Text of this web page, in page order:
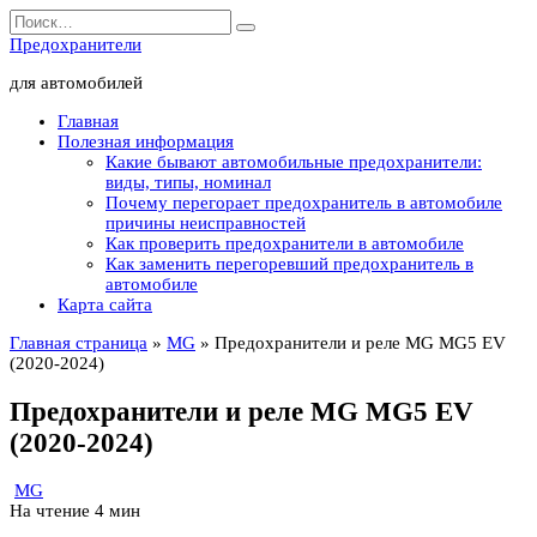
Перейти
к
содержанию
Search
for:
Предохранители
для автомобилей
Главная
Полезная информация
Какие бывают автомобильные предохранители:
виды, типы, номинал
Почему перегорает предохранитель в автомобиле
причины неисправностей
Как проверить предохранители в автомобиле
Как заменить перегоревший предохранитель в
автомобиле
Карта сайта
Главная страница » MG » Предохранители и реле MG MG5 EV
(2020-2024)
Предохранители и реле MG MG5 EV
(2020-2024)
MG
На чтение 4 мин